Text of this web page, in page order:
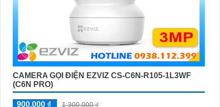
CAMERA GỌI ĐIỆN EZVIZ CS-C6N-R105-1L3WF
(C6N PRO)
900,000 ₫
1,300,000 ₫